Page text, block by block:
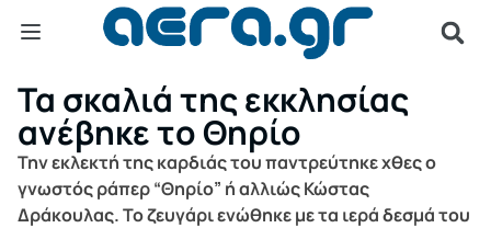
Τα σκαλιά της εκκλησίας
ανέβηκε τo Θηρίο
Την εκλεκτή της καρδιάς του παντρεύτηκε χθες ο
γνωστός ράπερ “Θηρίο” ή αλλιώς Κώστας
Δράκουλας. Το ζευγάρι ενώθηκε με τα ιερά δεσμά του